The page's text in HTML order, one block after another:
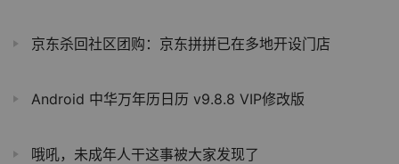
京东杀回社区团购：京东拼拼已在多地开设门店
Android 中华万年历日历 v9.8.8 VIP修改版
哦吼，未成年人干这事被大家发现了